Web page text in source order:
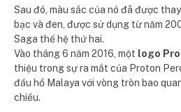
Sau đó, màu sắc của nó đã được
bạc và đen, được sử dụng từ năm
Saga thế hệ thứ hai.
Vào tháng 6 năm 2016, một logo
thiệu trong sự ra mắt của Proton
đầu hổ Malaya với vòng tròn bao
chiều.